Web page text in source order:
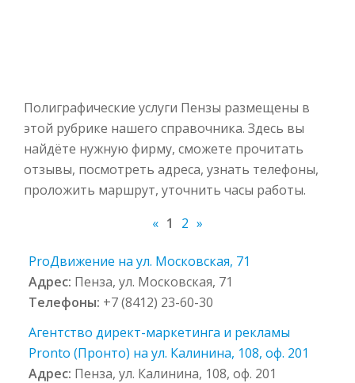
Полиграфические услуги Пензы размещены в
этой рубрике нашего справочника. Здесь вы
найдёте нужную фирму, сможете прочитать
отзывы, посмотреть адреса, узнать телефоны,
проложить маршрут, уточнить часы работы.
« 1 2 »
ProДвижение на ул. Московская, 71
Адрес: Пенза, ул. Московская, 71
Телефоны: +7 (8412) 23-60-30
Агентство директ-маркетинга и рекламы
Pronto (Пронто) на ул. Калинина, 108, оф. 201
Адрес: Пенза, ул. Калинина, 108, оф. 201